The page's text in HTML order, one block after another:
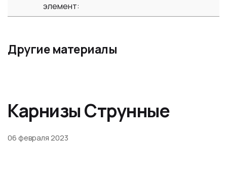
элемент:
Другие материалы
Карнизы Струнные
06 февраля 2023